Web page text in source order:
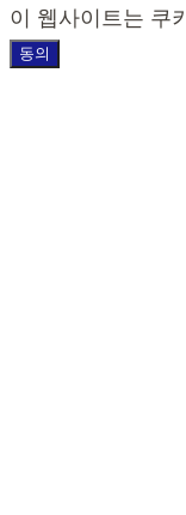
이 웹사이트는 쿠
동의